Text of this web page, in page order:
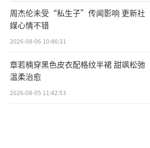
周杰伦未受“私生子”传闻影响 更新社
媒心情不错
2026-08-06 10:46:31
章若楠穿黑色皮衣配格纹半裙 甜飒松弛
温柔治愈
2026-08-05 11:42:53